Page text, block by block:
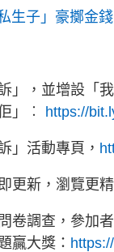
生子」豪擲金錢
」，並增設「
」︰ https://
」活動專頁，
更新，瀏覽更精
卷調查，參加
贏大獎：